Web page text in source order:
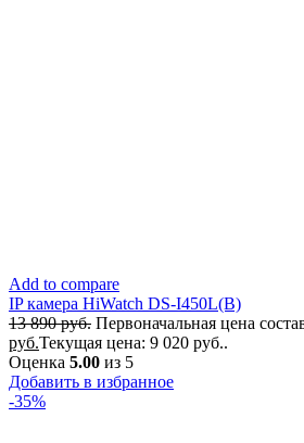
Add to compare
IP камера HiWatch DS-I450L(B)
13 890руб. Первоначальная цена
руб.Текущая цена: 9 020 руб..
Оценка 5.00 из 5
Добавить в избранное
-35%